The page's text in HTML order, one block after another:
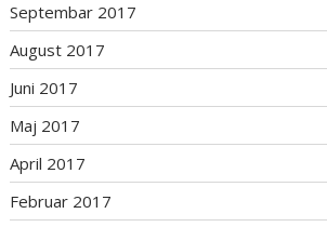
Septembar 2017
August 2017
Juni 2017
Maj 2017
April 2017
Februar 2017